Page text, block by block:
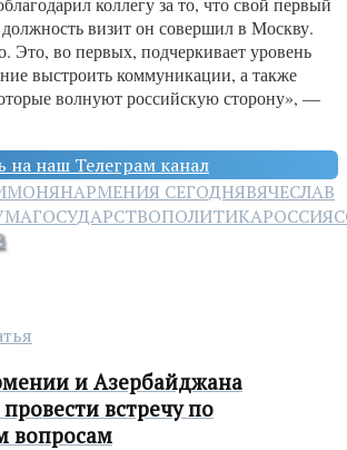
визит он совершил в Москву.
Это, во первых, подчеркивает уровень
выстроить коммуникации, а также
волнуют российскую сторону», —
на наш Телеграм канал
АРМЕНИЯ СЕГОДНЯВЯЧЕСЛАВ
ГОСУДАРСТВОПОЛИТИКАРОССИЯ
и Азербайджана
встречу по
вопросам